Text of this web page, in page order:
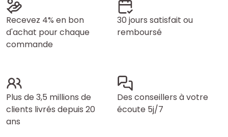
Recevez 4% en bon
d'achat pour chaque
commande
30 jours satisfait ou
remboursé
Plus de 3,5 millions de
clients livrés depuis 20
ans
Des conseillers à votre
écoute 5j/7